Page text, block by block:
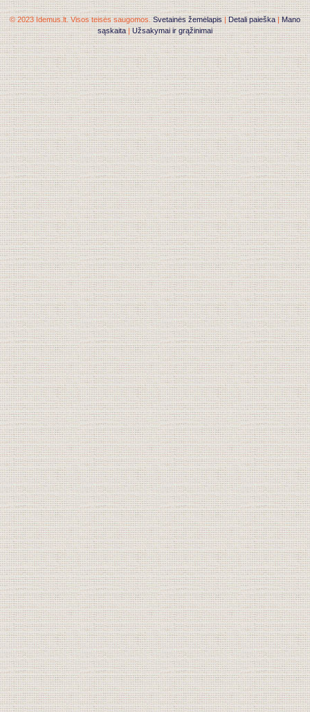
© 2023 Idemus.lt. Visos teisės saugomos.Svetainės žemėlapis|Detali paieška|Mano
sąskaita|Užsakymai ir grąžinimai